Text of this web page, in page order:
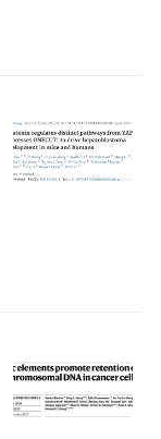
两大致癌通路各司其
胞中世代永存的秘密